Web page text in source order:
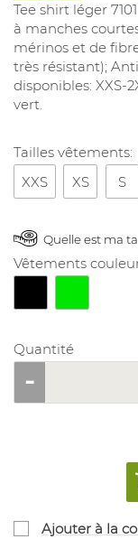
Tee shirt léger
à manches
mérinos et de
très résistant);
disponibles: XXS-
vert.
Tailles vêtements:
XXS
XS S
Quelle est ma
Vêtements
Quantité
Ajouter à la